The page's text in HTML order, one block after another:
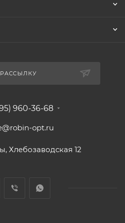
960-36-68
opt.ru
Хлебозаводская 12